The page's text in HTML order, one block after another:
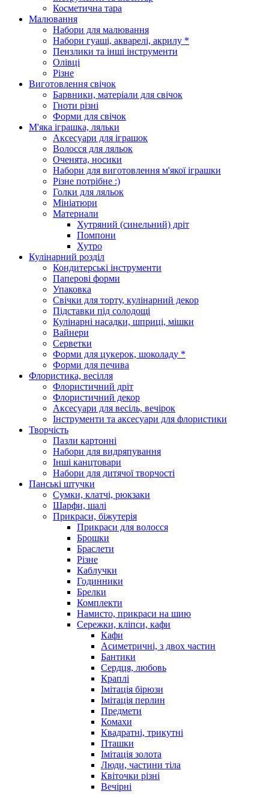
Косметична тара
Малювання
Набори для малювання
Набори гуаші, акварелі, акрилу *
Пензлики та інші інструменти
Олівці
Різне
Виготовлення свічок
Барвники, матеріали для свічок
Гноти різні
Форми для свічок
М'яка іграшка, ляльки
Аксесуари для іграшок
Волосся для ляльок
Оченята, носики
Набори для виготовлення м'якої іграшки
Різне потрібне :)
Голки для ляльок
Мініатюри
Материали
Хутряний (синельний) дріт
Помпони
Хутро
Кулінарний розділ
Кондитерські інструменти
Паперові форми
Упаковка
Свічки для торту, кулінарний декор
Підставки під солодощі
Кулінарні насадки, шприці, мішки
Вайнери
Серветки
Форми для цукерок, шоколаду *
Форми для печива
Флористика, весілля
Флористичний дріт
Флористичний декор
Аксесуари для весіль, вечірок
Інструменти та аксесуари для флористики
Творчість
Пазли картонні
Набори для видряпування
Інші канцтовари
Набори для дитячої творчості
Панські штучки
Сумки, клатчі, рюкзаки
Шарфи, шалі
Прикраси, біжутерія
Прикраси для волосся
Брошки
Браслети
Різне
Каблучки
Годинники
Брелки
Комплекти
Намисто, прикраси на шию
Сережки, кліпси, кафи
Кафи
Асиметричні, з двох частин
Бантики
Сердця, любовь
Краплі
Імітація бірюзи
Імітація перлин
Предмети
Комахи
Квадратні, трикутні
Пташки
Імітація золота
Люди, частини тіла
Квіточки різні
Вечірні